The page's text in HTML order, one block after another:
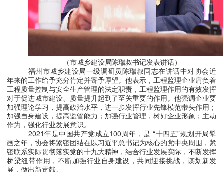
（市城乡建设局陈瑞叔书记发表讲话）
福州市城乡建设局一级调研员陈瑞叔同志在讲话中对协会近
年来的工作给予充分肯定并寄予厚望。他表示，工程监理企业肩负着
工程质量控制与安全生产管理的法定职责，工程监理作用的有效发挥
对于促进城市建设、质量提升起到了至关重要的作用。他强调企业要
加强理论学习，提高政治水平，进一步发挥行业先锋模范带头作用；
加强自身建设，提高监管能力；加强行业管理，树好企业形象；主动
作为，强化行业发展意识。
2021年是中国共产党成立100周年，是 “十四五”规划开局擘
画之年，协会将紧密团结在以习近平总书记为核心的党中央周围，紧
密联系实际贯彻落实党的十九大精神，结合行业发展实际，不断发挥
桥梁纽带作用，不断加强行业自身建设，共同迎接挑战，谋划新发
展，做出新贡献。